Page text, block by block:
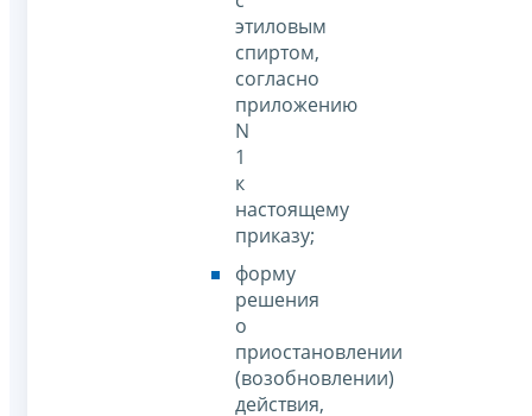
этиловым
спиртом,
согласно
приложению
N
1
к
настоящему
приказу;
форму
решения
о
приостановлении
(возобновлении)
действия,